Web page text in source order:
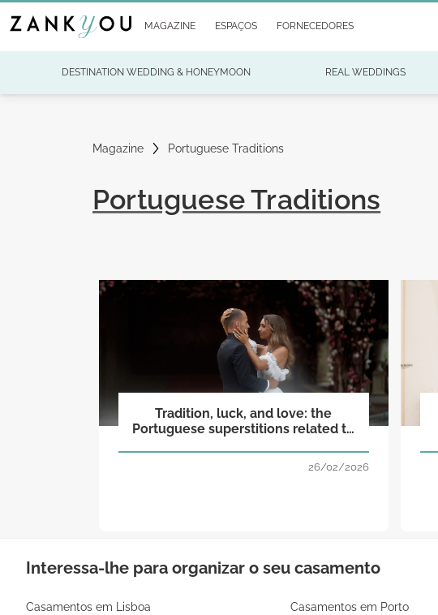
MAGAZINE ESPAÇOS FORNECEDORES
DESTINATION WEDDING & HONEYMOON REAL WEDDINGS
Magazine Portuguese Traditions
Portuguese Traditions
Tradition, luck, and love: the
Portuguese superstitions related to
26/02/2026
Interessa-lhe para organizar o seu casamento
Casamentos em Lisboa Casamentos em Porto